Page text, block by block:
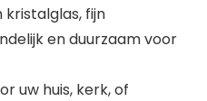
fijn
en duurzaam voor
uw huis, kerk, of